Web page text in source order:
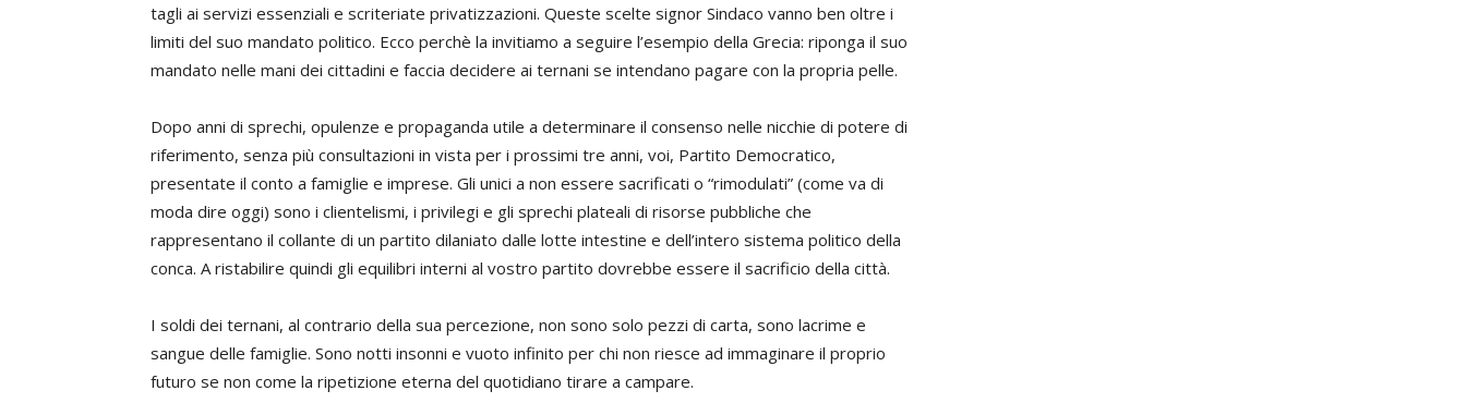
tagli ai servizi essenziali e scriteriate privatizzazioni. Queste scelte signor Sindaco vanno ben oltre i
limiti del suo mandato politico. Ecco perchè la invitiamo a seguire l’esempio della Grecia: riponga il suo
mandato nelle mani dei cittadini e faccia decidere ai ternani se intendano pagare con la propria pelle.
Dopo anni di sprechi, opulenze e propaganda utile a determinare il consenso nelle nicchie di potere di
riferimento, senza più consultazioni in vista per i prossimi tre anni, voi, Partito Democratico,
presentate il conto a famiglie e imprese. Gli unici a non essere sacrificati o “rimodulati” (come va di
moda dire oggi) sono i clientelismi, i privilegi e gli sprechi plateali di risorse pubbliche che
rappresentano il collante di un partito dilaniato dalle lotte intestine e dell’intero sistema politico della
conca. A ristabilire quindi gli equilibri interni al vostro partito dovrebbe essere il sacrificio della città.
I soldi dei ternani, al contrario della sua percezione, non sono solo pezzi di carta, sono lacrime e
sangue delle famiglie. Sono notti insonni e vuoto infinito per chi non riesce ad immaginare il proprio
futuro se non come la ripetizione eterna del quotidiano tirare a campare.